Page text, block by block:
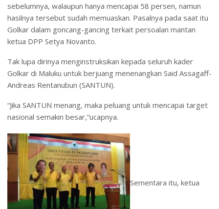
sebelumnya, walaupun hanya mencapai 58 persen, namun
hasilnya tersebut sudah memuaskan. Pasalnya pada saat itu
Golkar dalam goncang-gancing terkait persoalan mantan
ketua DPP Setya Novanto.
Tak lupa dirinya menginstruksikan kepada seluruh kader
Golkar di Maluku untuk berjuang menenangkan Said Assagaff-
Andreas Rentanubun (SANTUN).
“Jika SANTUN menang, maka peluang untuk mencapai target
nasional semakin besar,”ucapnya.
Sementara itu, ketua